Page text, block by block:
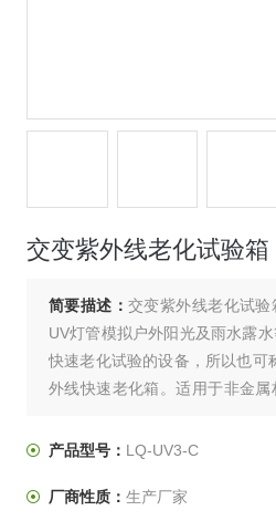
交变紫外线老化试验箱
简要描述：交变紫外线老化试
UV灯管模拟户外阳光及雨水露
快速老化试验的设备，所以也可
外线快速老化箱。适用于非金
UV－B波长为280nm～315nm。
产品型号： LQ-UV3-C
厂商性质： 生产厂家